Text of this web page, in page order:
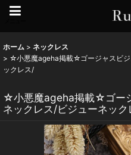
ホーム > ネックレス
> ☆小悪魔ageha掲載☆ゴージャスビ
ックレス/
☆小悪魔ageha掲載☆ゴー
ネックレス/ビジューネッ